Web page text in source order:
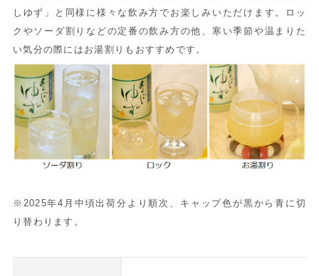
しゆず」と同様に様々な飲み方でお楽しみいただけます。ロッ
クやソーダ割りなどの定番の飲み方の他、寒い季節や温まりた
い気分の際にはお湯割りもおすすめです。
※2025年4月中頃出荷分より順次、キャップ色が黒から青に切
り替わります。